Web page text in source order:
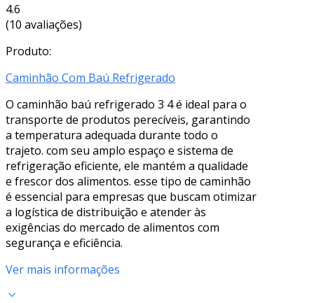
4.6
(10 avaliações)
Produto:
Caminhão Com Baú Refrigerado
O caminhão baú refrigerado 3 4 é ideal para o
transporte de produtos perecíveis, garantindo
a temperatura adequada durante todo o
trajeto. com seu amplo espaço e sistema de
refrigeração eficiente, ele mantém a qualidade
e frescor dos alimentos. esse tipo de caminhão
é essencial para empresas que buscam otimizar
a logística de distribuição e atender às
exigências do mercado de alimentos com
segurança e eficiência.
Ver mais informações